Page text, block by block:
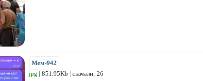
Мем-942
jpg | 851.95Kb | скачали: 26